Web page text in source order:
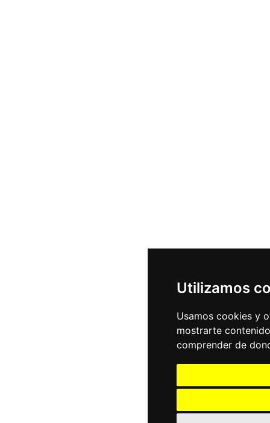
Utilizamos
Usamos cookies y
mostrarte
comprender de